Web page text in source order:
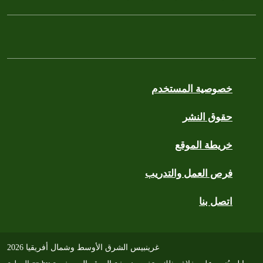
خصوصية المستخدم
حقوق النشر
خريطة الموقع
فرص العمل والتدريب
اتصل بنا
غرينبيس الشرق الأوسط وشمال أفريقيا 2026